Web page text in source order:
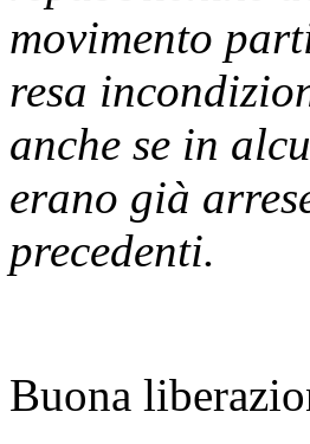
movimento
resa
anche se in
erano già
precedenti.
Buona